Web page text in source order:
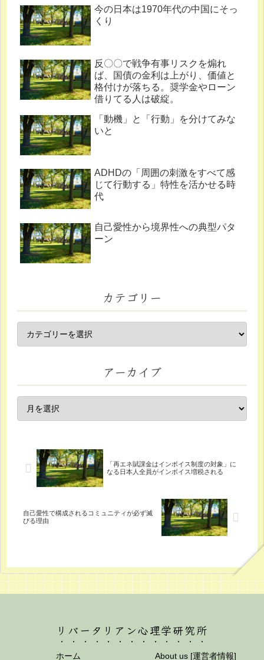
今の日本は1970年代の中国にそっ
くり
反〇〇で戦争有事リスクを煽れ
ば、国債の金利は上がり、価値と
格付けが落ちる。奨学金やローン
借りてる人は破綻。
「動機」と「行動」を分けてみな
いと
ADHDの「周囲の刺激をすべて感
じて行動する」特性を活かせる時
代
自己愛性から境界性への典型パタ
ーン
カテゴリー
アーカイブ
「再エネ賦課金はインボイス制度の対象」に
なる日本人全員がインボイス増税される
自己愛性で構成されるコミュニティが必ず滅
びる理由
リバータリアン心理学研究所
ホーム About us [運営者情報]